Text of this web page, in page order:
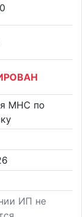
МНС по
ИП не